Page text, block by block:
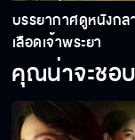
บรรยากาศดูหนังกล
เลือดเจ้าพระยา
คุณน่าจะชอบ